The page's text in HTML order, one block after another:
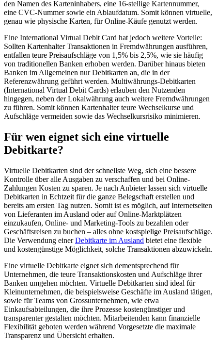
den Namen des Karteninhabers, eine 16-stellige Kartennummer,
eine CVC-Nummer sowie ein Ablaufdatum. Somit können virtuelle,
genau wie physische Karten, für Online-Käufe genutzt werden.
Eine International Virtual Debit Card hat jedoch weitere Vorteile:
Sollten Kartenhalter Transaktionen in Fremdwährungen ausführen,
entfallen teure Preisaufschläge von 1,5% bis 2,5%, wie sie häufig
von traditionellen Banken erhoben werden. Darüber hinaus bieten
Banken im Allgemeinen nur Debitkarten an, die in der
Referenzwährung geführt werden. Multiwährungs-Debitkarten
(International Virtual Debit Cards) erlauben den Nutzenden
hingegen, neben der Lokalwährung auch weitere Fremdwährungen
zu führen. Somit können Kartenhalter teure Wechselkurse und
Aufschläge vermeiden sowie das Wechselkursrisiko minimieren.
Für wen eignet sich eine virtuelle
Debitkarte?
Virtuelle Debitkarten sind der schnellste Weg, sich eine bessere
Kontrolle über alle Ausgaben zu verschaffen und bei Online-
Zahlungen Kosten zu sparen. Je nach Anbieter lassen sich virtuelle
Debitkarten in Echtzeit für die ganze Belegschaft erstellen und
bereits am ersten Tag nutzen. Somit ist es möglich, auf Internetseiten
von Lieferanten im Ausland oder auf Online-Marktplätzen
einzukaufen, Online- und Marketing-Tools zu bezahlen oder
Geschäftsreisen zu buchen – alles ohne kostspielige Preisaufschläge.
Die Verwendung einerDebitkarte im Ausland bietet eine flexible
und kostengünstige Möglichkeit, solche Transaktionen abzuwickeln.
Eine virtuelle Debitkarte eignet sich dementsprechend für
Unternehmen, die teure Transaktionskosten und Aufschläge ihrer
Banken umgehen möchten. Virtuelle Debitkarten sind ideal für
Kleinunternehmen, die beispielsweise Geschäfte im Ausland tätigen,
sowie für Teams von Grossunternehmen, wie etwa
Einkaufsabteilungen, die ihre Prozesse kostengünstiger und
transparenter gestalten möchten. Mitarbeitenden kann finanzielle
Flexibilität geboten werden während Vorgesetzte die maximale
Transparenz und Übersicht erhalten.